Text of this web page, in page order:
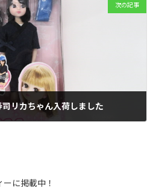
次の記事
リカちゃん入荷しました
に掲載中！